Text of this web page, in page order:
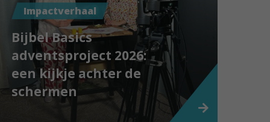
Impactverhaal
Bijbel Basics
adventsproject 2026:
een kijkje achter de
schermen